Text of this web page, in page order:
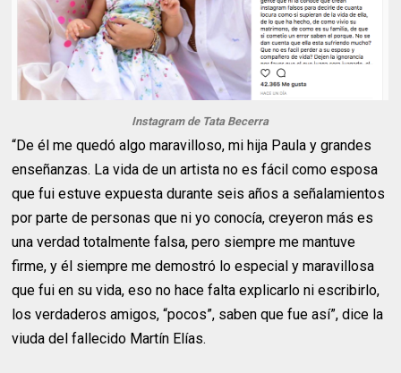
Instagram de Tata Becerra
“De él me quedó algo maravilloso, mi hija Paula y grandes
enseñanzas. La vida de un artista no es fácil como esposa
que fui estuve expuesta durante seis años a señalamientos
por parte de personas que ni yo conocía, creyeron más es
una verdad totalmente falsa, pero siempre me mantuve
firme, y él siempre me demostró lo especial y maravillosa
que fui en su vida, eso no hace falta explicarlo ni escribirlo,
los verdaderos amigos, “pocos”, saben que fue así”, dice la
viuda del fallecido Martín Elías.